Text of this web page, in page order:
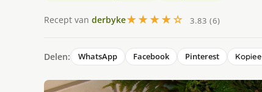
Recept van derbyke★★★★☆ 3.83 (6)
Delen: WhatsApp Facebook Pinterest